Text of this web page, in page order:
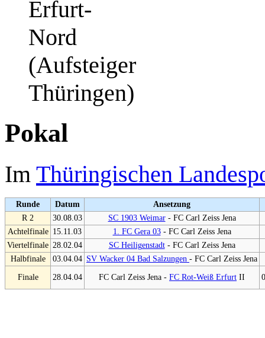
Erfurt-
Nord
(Aufsteiger
Thüringen)
Pokal
Im Thüringischen
Runde Datum
Ansetzung
R 2
30.08.03 SC 1903 Weimar- FC Carl Zeiss Jena
Achtelfinale 15.11.03 1. FC Gera 03- FC Carl Zeiss Jena
Viertelfinale 28.02.04 SC Heiligenstadt- FC Carl Zeiss Jena
Halbfinale
03.04.04 SV Wacker 04 Bad Salzungen - FC Carl Zeiss Jena
Finale 28.04.04 FC Carl Zeiss Jena - FC Rot-Weiß Erfurt II